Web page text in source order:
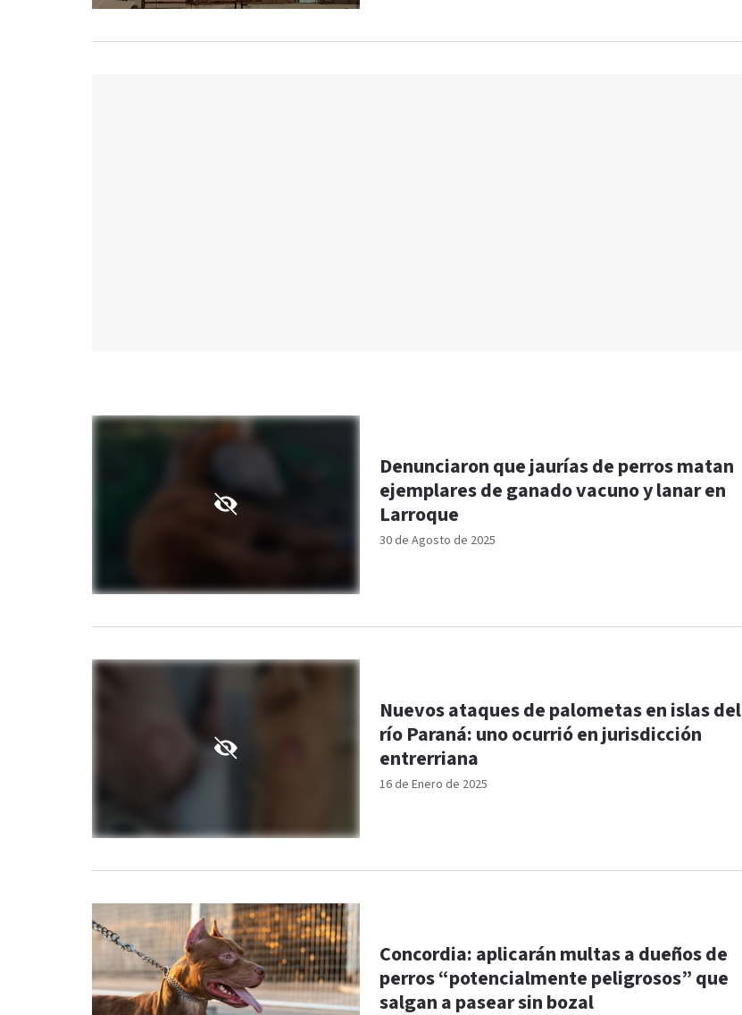
30 de Agosto de 2025
Denunciaron que jaurías de perros matan
ejemplares de ganado vacuno y lanar en
Larroque
16 de Enero de 2025
Nuevos ataques de palometas en islas del
río Paraná: uno ocurrió en jurisdicción
entrerriana
Concordia: aplicarán multas a dueños de
perros “potencialmente peligrosos” que
salgan a pasear sin bozal